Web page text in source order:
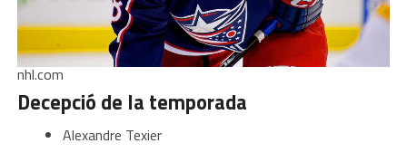
nhl.com
Decepció de la temporada
Alexandre Texier